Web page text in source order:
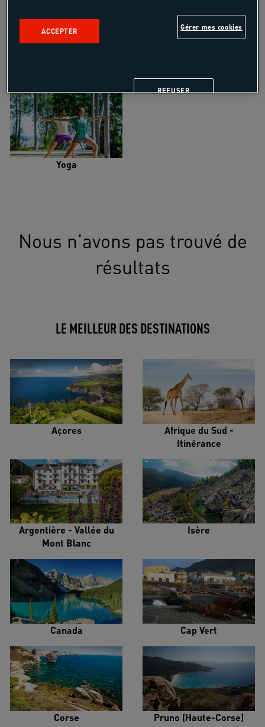
Vélo de randonnée
Yoga
Nous n’avons pas trouvé de
résultats
LE MEILLEUR DES DESTINATIONS
Açores
Afrique du Sud -
Itinérance
Argentière - Vallée du
Mont Blanc
Isère
Canada Cap Vert
Corse Pruno (Haute-Corse)
Gérer mes cookies
REFUSER
ACCEPTER